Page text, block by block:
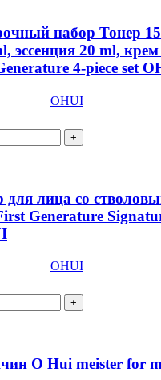
набор Тонер
эссенция 20 ml,
4-piece set
OHUI
лица со
Generature
OHUI
O Hui meister for